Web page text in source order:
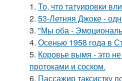
1. То, что татуировки
2. 53-Летняя Джоке -
3. "Мы оба -
4. Осенью 1958 года в
5. Коровье вымя - это
протоками и соском.
6. Пассажир таксистку